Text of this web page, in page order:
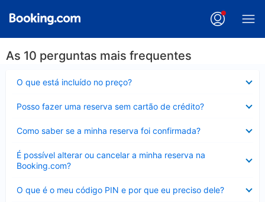
As 10 perguntas mais frequentes
O que está incluído no preço?
Posso fazer uma reserva sem cartão de crédito?
Como saber se a minha reserva foi confirmada?
É possível alterar ou cancelar a minha reserva na
Booking.com?
Contraído
O que é o meu código PIN e por que eu preciso dele?